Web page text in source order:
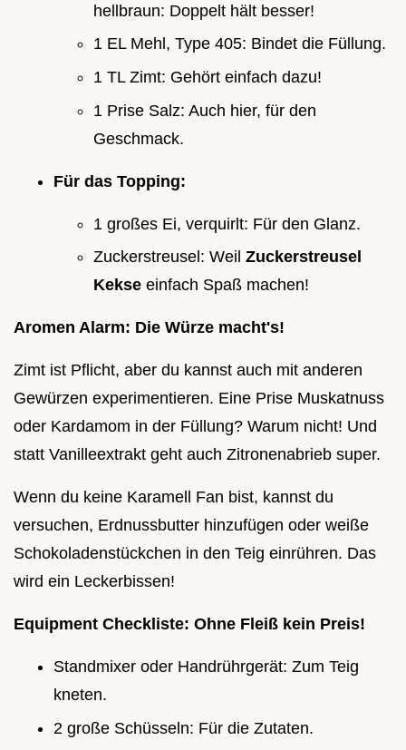
hellbraun: Doppelt hält besser!
1 EL Mehl, Type 405: Bindet die Füllung.
1 TL Zimt: Gehört einfach dazu!
1 Prise Salz: Auch hier, für den
Geschmack.
Für das Topping:
1 großes Ei, verquirlt: Für den Glanz.
Zuckerstreusel: Weil Zuckerstreusel
Kekse einfach Spaß machen!
Aromen Alarm: Die Würze macht's!
Zimt ist Pflicht, aber du kannst auch mit anderen
Gewürzen experimentieren. Eine Prise Muskatnuss
oder Kardamom in der Füllung? Warum nicht! Und
statt Vanilleextrakt geht auch Zitronenabrieb super.
Wenn du keine Karamell Fan bist, kannst du
versuchen, Erdnussbutter hinzufügen oder weiße
Schokoladenstückchen in den Teig einrühren. Das
wird ein Leckerbissen!
Equipment Checkliste: Ohne Fleiß kein Preis!
Standmixer oder Handrührgerät: Zum Teig
kneten.
2 große Schüsseln: Für die Zutaten.